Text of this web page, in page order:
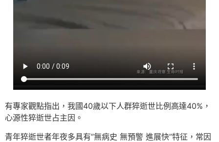
有專家觀點指出，我國40歲以下人群猝逝世比例高達40%，
心源性猝逝世占主因。
青年猝逝世者年夜多具有”無病史 無預警 進展快”特征，常因